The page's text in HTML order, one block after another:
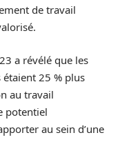
de travail
a révélé que les
25 % plus
au travail
potentiel
au sein d’une